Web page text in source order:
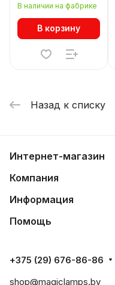
В наличии на фабрике
В корзину
Назад к списку
Интернет-магазин
Компания
Информация
Помощь
+375 (29) 676-86-86
shop@magiclamps.by